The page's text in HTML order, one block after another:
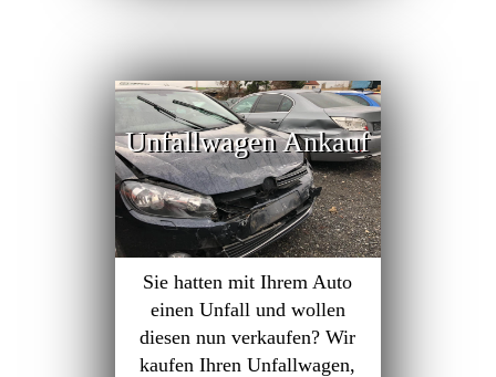
Unfallwagen Ankauf
Sie hatten mit Ihrem Auto
einen Unfall und wollen
diesen nun verkaufen? Wir
kaufen Ihren Unfallwagen,